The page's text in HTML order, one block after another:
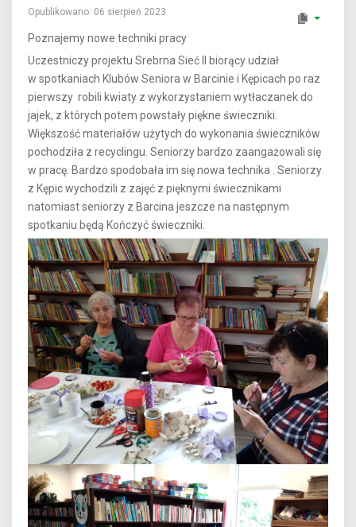
Opublikowano: 06 sierpień 2023
Poznajemy nowe techniki pracy
Uczestniczy projektu Srebrna Sieć II biorący udział
w spotkaniach Klubów Seniora w Barcinie i Kępicach po raz
pierwszy robili kwiaty z wykorzystaniem wytłaczanek do
jajek, z których potem powstały piękne świeczniki.
Większość materiałów użytych do wykonania świeczników
pochodziła z recyclingu. Seniorzy bardzo zaangażowali się
w pracę. Bardzo spodobała im się nowa technika . Seniorzy
z Kępic wychodzili z zajęć z pięknymi świecznikami
natomiast seniorzy z Barcina jeszcze na następnym
spotkaniu będą Kończyć świeczniki.